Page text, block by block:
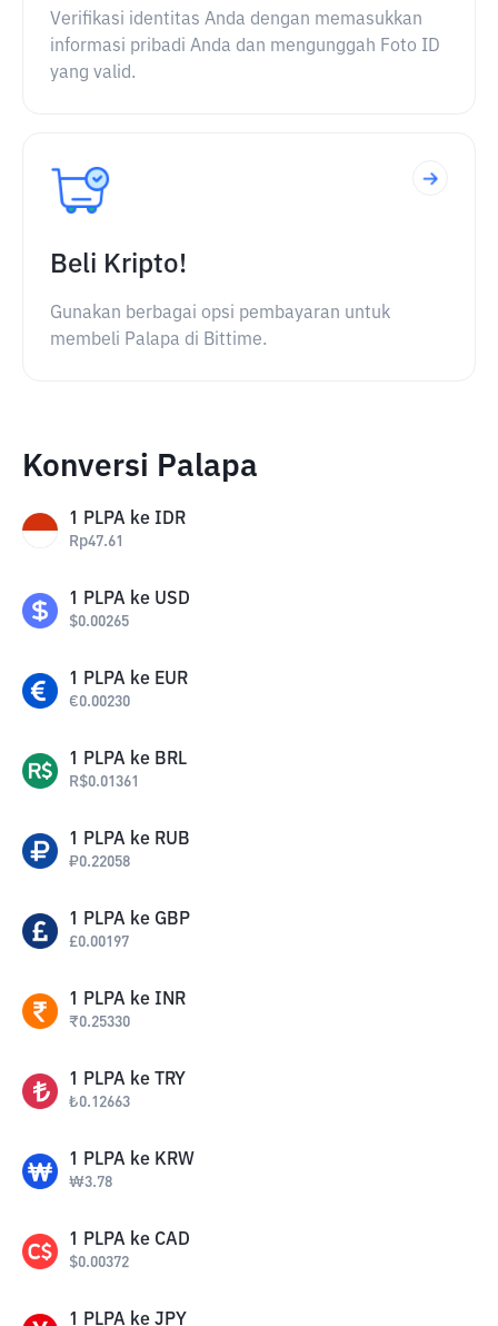
Verifikasi identitas Anda dengan memasukkan
informasi pribadi Anda dan mengunggah Foto ID
yang valid.
Beli Kripto!
Gunakan berbagai opsi pembayaran untuk
membeli Palapa di Bittime.
Konversi Palapa
1 PLPA ke IDR
Rp47.61
1 PLPA ke USD
$0.00265
1 PLPA ke EUR
€0.00230
1 PLPA ke BRL
R$0.01361
1 PLPA ke RUB
₽0.22058
1 PLPA ke GBP
£0.00197
1 PLPA ke INR
₹0.25330
1 PLPA ke TRY
₺0.12663
1 PLPA ke KRW
₩3.78
1 PLPA ke CAD
$0.00372
1 PLPA ke JPY